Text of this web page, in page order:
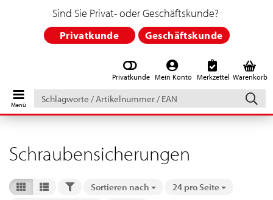
Privatkunde Mein Konto Merkzettel Warenkorb
Schlagworte
/
Artikelnummer
Sind Sie Privat- oder Geschäftskunde?
Privatkunde Geschäftskunde
Schraubensicherungen
FILTERSortieren nach
Sortieren nach 24 pro Seite
pro Seite